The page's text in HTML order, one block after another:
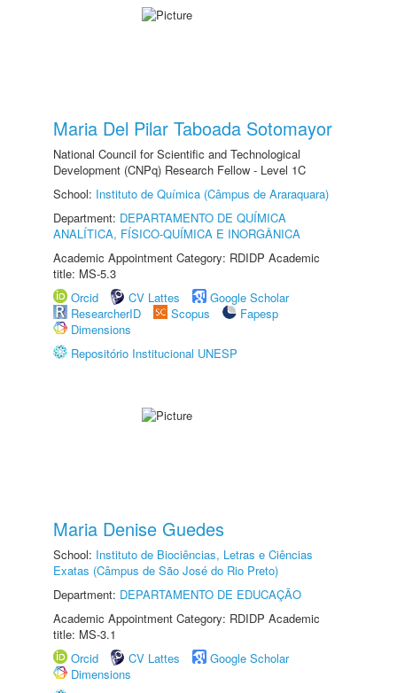
Maria Del Pilar Taboada Sotomayor
National Council for Scientific and Technological
Development (CNPq) Research Fellow - Level 1C
School: Instituto de Química (Câmpus de Araraquara)
Department: DEPARTAMENTO DE QUÍMICA
ANALÍTICA, FÍSICO-QUÍMICA E INORGÂNICA
Academic Appointment Category: RDIDP Academic
title: MS-5.3
Orcid
CV Lattes
Google Scholar
ResearcherID
Scopus
Fapesp
Dimensions
Repositório Institucional UNESP
Maria Denise Guedes
School: Instituto de Biociências, Letras e Ciências
Exatas (Câmpus de São José do Rio Preto)
Department: DEPARTAMENTO DE EDUCAÇÃO
Academic Appointment Category: RDIDP Academic
title: MS-3.1
Orcid
CV Lattes
Google Scholar
Dimensions